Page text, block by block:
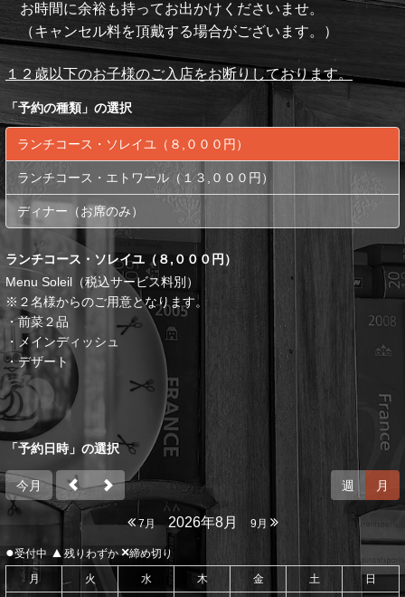
お時間に余裕も持ってお出かけくださいませ。
（キャンセル料を頂戴する場合がございます。）
１２歳以下のお子様のご入店をお断りしております。
「予約の種類」の選択
ランチコース・ソレイユ（８,０００円）
ランチコース・エトワール（１３,０００円）
ディナー（お席のみ）
ランチコース・ソレイユ（８,０００円）
Menu Soleil（税込サービス料別）
※２名様からのご用意となります。
・前菜２品
・メインディッシュ
・デザート
「予約日時」の選択
今月
7月 2026年8月 9月
週 月
●受付中 ▲ 残りわずか ×締め切り
月
火 水 木 金 土 日